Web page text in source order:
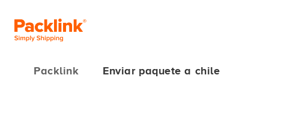
Packlink Enviar paquete a chile